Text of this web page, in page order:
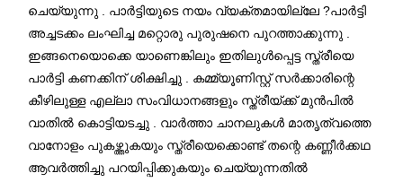
ചെയ്യുന്നു . പാർട്ടിയുടെ നയം വ്യക്തമായില്ലേ ?പാർട്ടി
അച്ചടക്കം ലംഘിച്ച മറ്റൊരു പുരുഷനെ പുറത്താക്കുന്നു .
ഇങ്ങനെയൊക്കെ യാണെങ്കിലും ഇതിലുൾപ്പെട്ട സ്ത്രീയെ
പാർട്ടി കണക്കിന് ശിക്ഷിച്ചു . കമ്മ്യൂണിസ്റ്റ് സർക്കാരിന്റെ
കീഴിലുള്ള എല്ലാ സംവിധാനങ്ങളും സ്ത്രീയ്ക്ക് മുൻപിൽ
വാതിൽ കൊട്ടിയടച്ചു . വാർത്താ ചാനലുകൾ മാതൃത്വത്തെ
വാനോളം പുകഴ്ത്തുകയും സ്ത്രീയെക്കൊണ്ട് തന്റെ കണ്ണീർക്കഥ
ആവർത്തിച്ചു പറയിപ്പിക്കുകയും ചെയ്യുന്നതിൽ